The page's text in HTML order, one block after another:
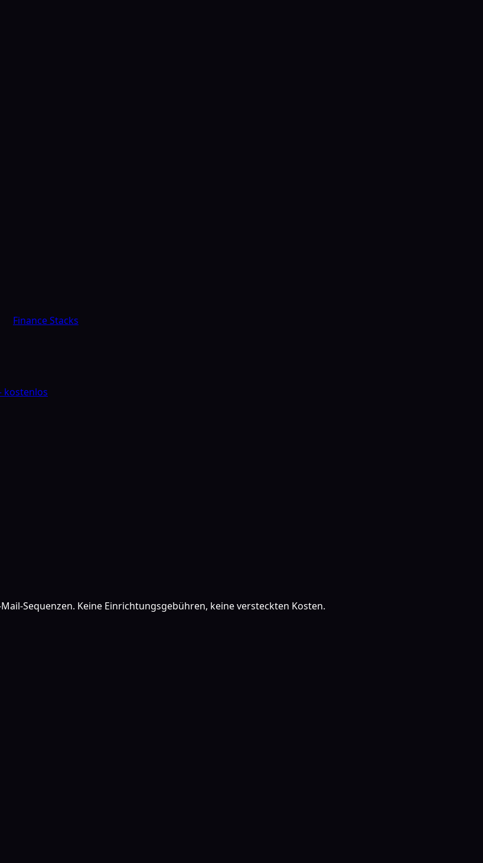
Finance Stacks
kostenlos
Sequenzen. Keine Einrichtungsgebühren, keine versteckten Kosten.